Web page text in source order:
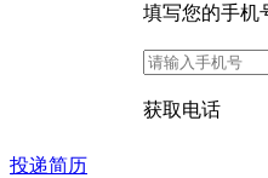
填写您的手机
获取电话
投递简历